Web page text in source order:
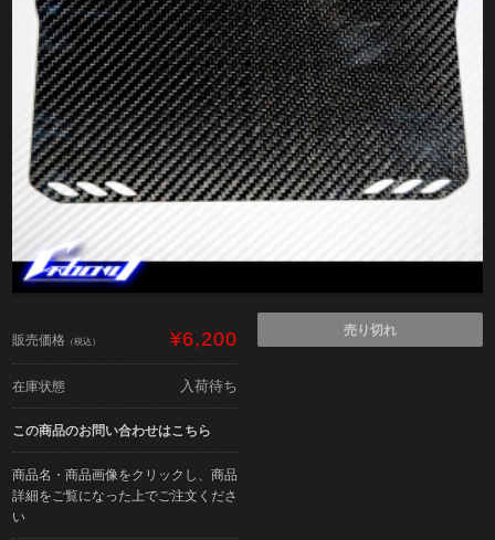
販売価格 （税込） ¥6,200
在庫状態 入荷待ち
この商品のお問い合わせはこちら
商品名・商品画像をクリックし、商品
詳細をご覧になった上でご注文くださ
い
売り切れ